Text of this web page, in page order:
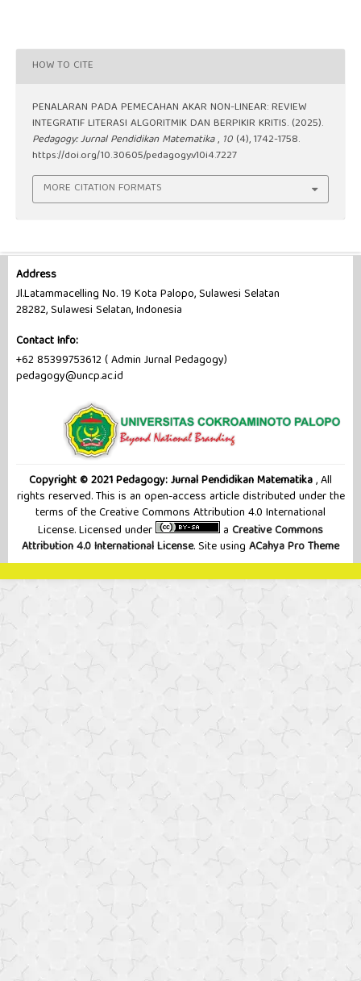
HOW TO CITE
PENALARAN PADA PEMECAHAN AKAR NON-LINEAR: REVIEW
INTEGRATIF LITERASI ALGORITMIK DAN BERPIKIR KRITIS. (2025).
Pedagogy: Jurnal Pendidikan Matematika, 10 (4), 1742-1758.
https://doi.org/10.30605/pedagogy.v10i4.7227
MORE CITATION FORMATS
Address
Jl.Latammacelling No. 19 Kota Palopo, Sulawesi Selatan
28282, Sulawesi Selatan, Indonesia
Contact Info:
+62 85399753612 ( Admin Jurnal Pedagogy)
pedagogy@uncp.ac.id
Copyright © 2021 Pedagogy: Jurnal Pendidikan Matematika, All
rights reserved. This is an open-access article distributed under the
terms of the Creative Commons Attribution 4.0 International
License. Licensed under
a Creative Commons
Attribution 4.0 International License. Site using ACahya Pro Theme